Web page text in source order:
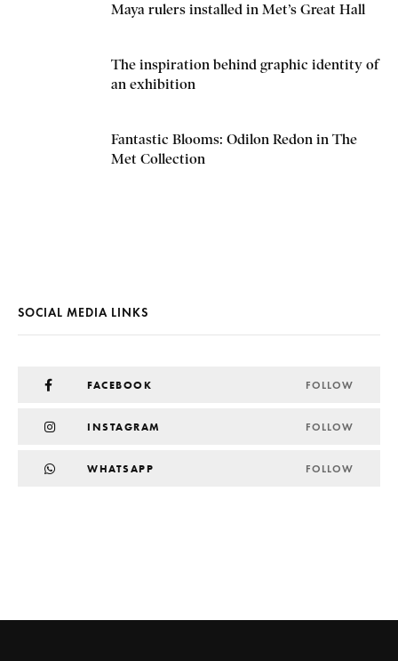
Maya rulers installed in Met’s Great Hall
The inspiration behind graphic identity of
an exhibition
Fantastic Blooms: Odilon Redon in The
Met Collection
SOCIAL MEDIA LINKS
FACEBOOK FOLLOW
INSTAGRAM FOLLOW
WHATSAPP FOLLOW